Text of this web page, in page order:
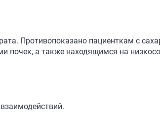
Противопоказано пациенткам с
почек, а также находящимся на